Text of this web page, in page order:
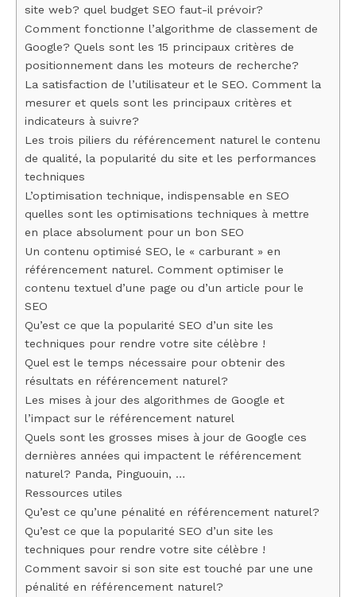
site web? quel budget SEO faut-il prévoir?
Comment fonctionne l’algorithme de classement de
Google? Quels sont les 15 principaux critères de
positionnement dans les moteurs de recherche?
La satisfaction de l’utilisateur et le SEO. Comment la
mesurer et quels sont les principaux critères et
indicateurs à suivre?
Les trois piliers du référencement naturel le contenu
de qualité, la popularité du site et les performances
techniques
L’optimisation technique, indispensable en SEO
quelles sont les optimisations techniques à mettre
en place absolument pour un bon SEO
Un contenu optimisé SEO, le « carburant » en
référencement naturel. Comment optimiser le
contenu textuel d’une page ou d’un article pour le
SEO
Qu’est ce que la popularité SEO d’un site les
techniques pour rendre votre site célèbre !
Quel est le temps nécessaire pour obtenir des
résultats en référencement naturel?
Les mises à jour des algorithmes de Google et
l’impact sur le référencement naturel
Quels sont les grosses mises à jour de Google ces
dernières années qui impactent le référencement
naturel? Panda, Pinguouin, …
Ressources utiles
Qu’est ce qu’une pénalité en référencement naturel?
Qu’est ce que la popularité SEO d’un site les
techniques pour rendre votre site célèbre !
Comment savoir si son site est touché par une une
pénalité en référencement naturel?